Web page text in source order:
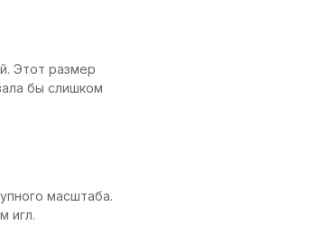
Этот размер
бы слишком
масштаба.
игл.